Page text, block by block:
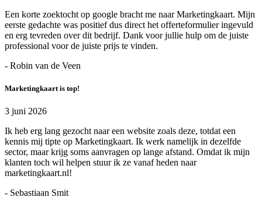
Een korte zoektocht op google bracht me naar Marketingkaart. Mijn
eerste gedachte was positief dus direct het offerteformulier ingevuld
en erg tevreden over dit bedrijf. Dank voor jullie hulp om de juiste
professional voor de juiste prijs te vinden.
- Robin van de Veen
Marketingkaart is top!
3 juni 2026
Ik heb erg lang gezocht naar een website zoals deze, totdat een
kennis mij tipte op Marketingkaart. Ik werk namelijk in dezelfde
sector, maar krijg soms aanvragen op lange afstand. Omdat ik mijn
klanten toch wil helpen stuur ik ze vanaf heden naar
marketingkaart.nl!
- Sebastiaan Smit